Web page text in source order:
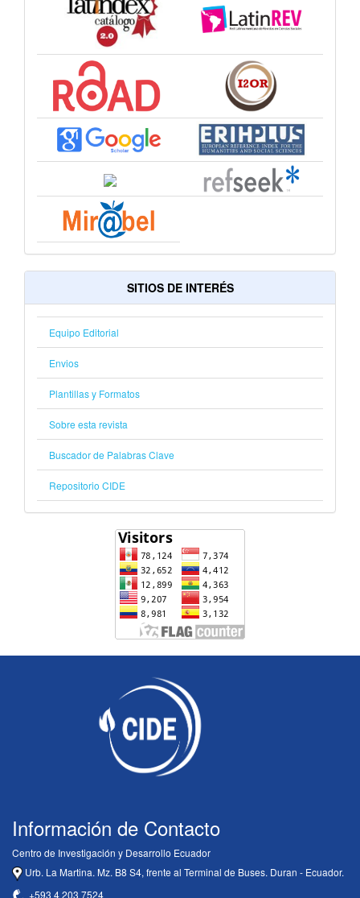
SITIOS DE INTERÉS
Equipo Editorial
Envios
Plantillas y Formatos
Sobre esta revista
Buscador de Palabras Clave
Repositorio CIDE
Información de Contacto
Centro de Investigación y Desarrollo Ecuador
Urb. La Martina. Mz. B8 S4, frente al Terminal de Buses. Duran - Ecuador.
+593 4 203 7524